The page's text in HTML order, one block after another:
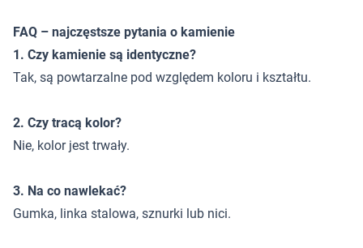
FAQ – najczęstsze pytania o kamienie
1. Czy kamienie są identyczne?
Tak, są powtarzalne pod względem koloru i kształtu.
2. Czy tracą kolor?
Nie, kolor jest trwały.
3. Na co nawlekać?
Gumka, linka stalowa, sznurki lub nici.